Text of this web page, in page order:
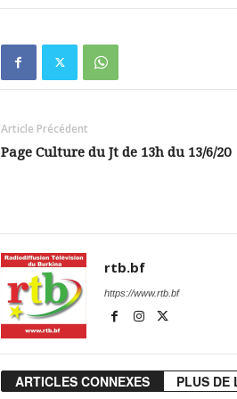
Article Précédent
Page Culture du Jt de 13h du 13/6/20
rtb.bf
https://www.rtb.bf
ARTICLES CONNEXES PLUS DE